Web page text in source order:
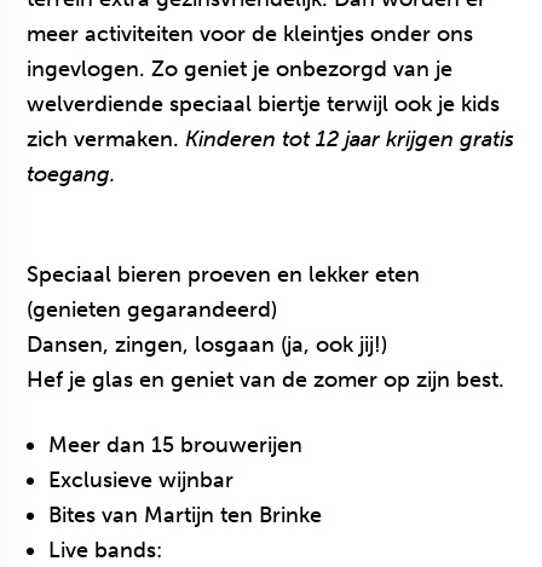
meer activiteiten voor de kleintjes onder ons
ingevlogen. Zo geniet je onbezorgd van je
welverdiende speciaal biertje terwijl ook je kids
zich vermaken.Kinderen tot 12 jaar krijgen gratis
toegang.
Speciaal bieren proeven en lekker eten
(genieten gegarandeerd)
Dansen, zingen, losgaan (ja, ook jij!)
Hef je glas en geniet van de zomer op zijn best.
Meer dan 15 brouwerijen
Exclusieve wijnbar
Bites van Martijn ten Brinke
Live bands: